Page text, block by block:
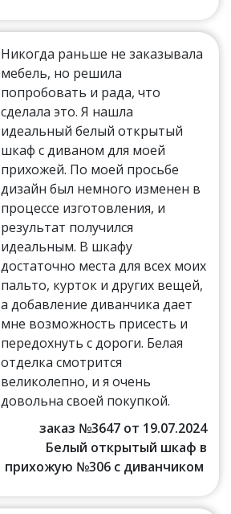
Никогда раньше не заказывала
мебель, но решила
попробовать и рада, что
сделала это. Я нашла
идеальный белый открытый
шкаф с диваном для моей
прихожей. По моей просьбе
дизайн был немного изменен в
процессе изготовления, и
результат получился
идеальным. В шкафу
достаточно места для всех моих
пальто, курток и других вещей,
а добавление диванчика дает
мне возможность присесть и
передохнуть с дороги. Белая
отделка смотрится
великолепно, и я очень
довольна своей покупкой.
заказ №3647 от 19.07.2024
Белый открытый шкаф в
прихожую №306 с диванчиком